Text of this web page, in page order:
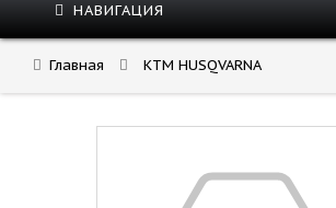
НАВИГАЦИЯ
Главная KTM HUSQVARNA